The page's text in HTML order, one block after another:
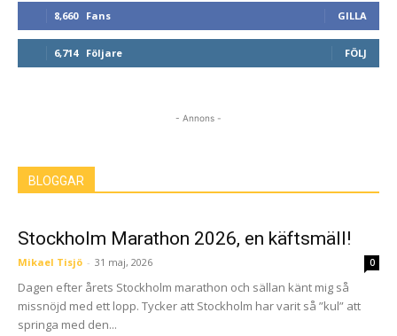
8,660 Fans GILLA
6,714 Följare FÖLJ
- Annons -
BLOGGAR
Stockholm Marathon 2026, en käftsmäll!
Mikael Tisjö - 31 maj, 2026 0
Dagen efter årets Stockholm marathon och sällan känt mig så
missnöjd med ett lopp. Tycker att Stockholm har varit så ”kul” att
springa med den...